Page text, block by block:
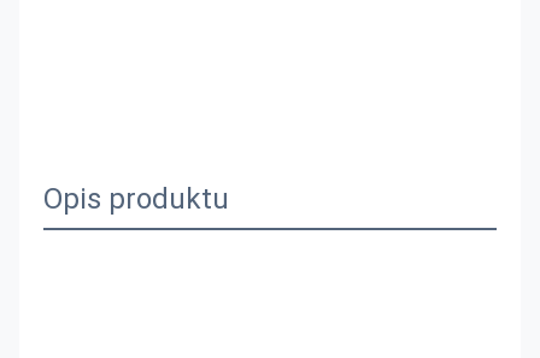
Opis produktu